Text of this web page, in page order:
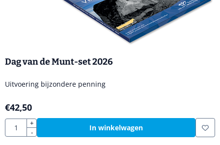
Dag van de Munt-set 2026
Uitvoering bijzondere penning
€42,50
Aantal
+
-
In winkelwagen